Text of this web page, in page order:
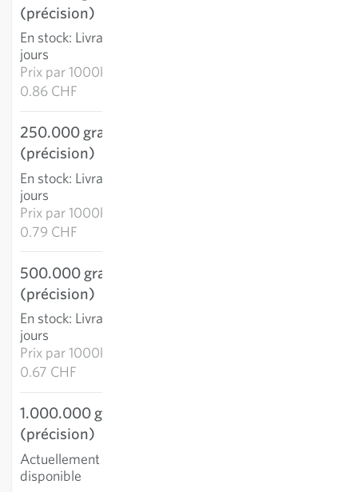
(précision)
En stock: Livraison 2-4
jours
Prix par1000k:
0.86 CHF
250.000 graines
(précision)
En stock: Livraison 2-4
jours
Prix par1000k:
0.79 CHF
500.000 graines
(précision)
En stock: Livraison 2-4
jours
Prix par1000k:
0.67 CHF
1.000.000 graines
(précision)
Actuellement non
disponible